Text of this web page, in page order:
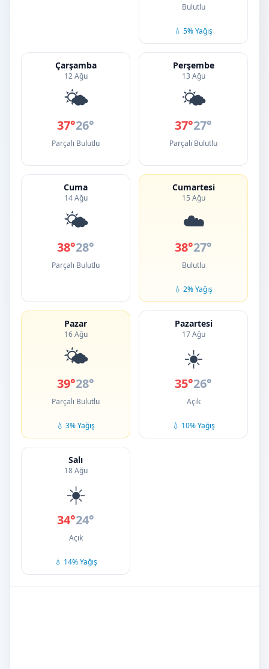
Bulutlu
💧 5% Yağış
Çarşamba
12 Ağu
🌤️
37°26°
Parçalı Bulutlu
Perşembe
13 Ağu
🌤️
37°27°
Parçalı Bulutlu
Cuma
14 Ağu
🌤️
38°28°
Parçalı Bulutlu
Cumartesi
15 Ağu
☁️
38°27°
Bulutlu
💧 2% Yağış
Pazar
16 Ağu
🌤️
39°28°
Parçalı Bulutlu
💧 3% Yağış
Pazartesi
17 Ağu
☀️
35°26°
Açık
💧 10% Yağış
Salı
18 Ağu
☀️
34°24°
Açık
💧 14% Yağış